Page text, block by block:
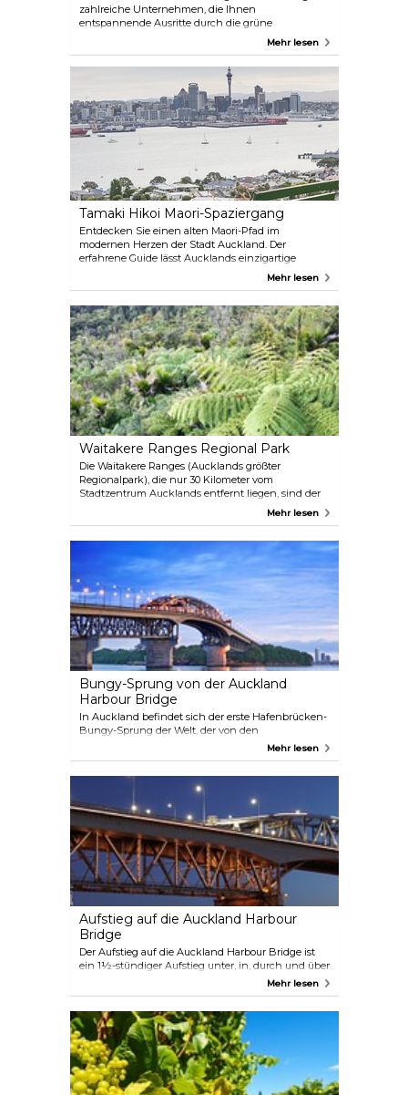
zahlreiche Unternehmen, die Ihnen
entspannende Ausritte durch die grüne
Hügellandschaft ermöglichen oder Sie lehren, an
galoppieren. Manche verbinden Ihr Reiterlebnis
sogar mit einer Weinverkostung. Saara und Simon
von Muriwai Beach Horse Treks verfolgen drei
Grundprinzipien: glückliche Pferde, glückliche
Kunden und glückliche Mitarbeiter. Sie können
sich darauf verlassen, dass sie sich gut um Sie
kümmern, während Sie entlang des malerischen
schwarzen Sandstrandes von Muriwai und durch
den bezaubernden Woodhill-Wald reiten.
Mehr lesen
Tamaki Hikoi Maori-Spaziergang
Entdecken Sie einen alten Maori-Pfad im
modernen Herzen der Stadt Auckland. Der
erfahrene Guide lässt Aucklands einzigartige
Landschaft durch Geschichten, Gesang und
Generation weitergegeben wurden, und die
schönsten Orte Aucklands erleben.
Mehr lesen
Waitakere Ranges Regional Park
Die Waitakere Ranges (Aucklands größter
Regionalpark), die nur 30 Kilometer vom
Stadtzentrum Aucklands entfernt liegen, sind der
perfekte Ort, um Ruhe und eine einzigartige Flora
mehrfach ausgezeichnete Veranstalter Bush and
Beach Ltd, der auch andere erstaunliche Touren
anbietet, wie z. B. eine Tour zum Hobbiton-Filmset,
Wein- und Gastronomietouren sowie
Stadtführungen.
Mehr lesen
Bungy-Sprung von der Auckland
Harbour Bridge
In Auckland befindet sich der erste Hafenbrücken-
Bungy-Sprung der Welt, der von den
ursprünglichen Bungy-Betreibern – AJ Hackett
Bungy – durchgeführt wird. Die Springer stürzen
dabei die Erfahrung ihres Lebens! Die Brücke ist 40
Meter hoch und wenn Sie es noch aufregender
haben wollen, entscheiden Sie sich für eine
Wasserberührung und genießen Sie eine
angenehme Erfrischung im Meer!
Mehr lesen
Aufstieg auf die Auckland Harbour
Bridge
Der Aufstieg auf die Auckland Harbour Bridge ist
ein 1½-stündiger Aufstieg unter, in, durch und über
die ikonische Hafenbrücke von Auckland. In
Begleitung eines Kletterführers bietet diese
Hauraki Gulf, Viaduct Harbour und die
Stadtansichten. In einem ausführlichen
Kommentar werden die Geschichte, Geologie,
Geografie und Kultur Aucklands sowie einige
farbenfrohe Geheimnisse erläutert.
Mehr lesen